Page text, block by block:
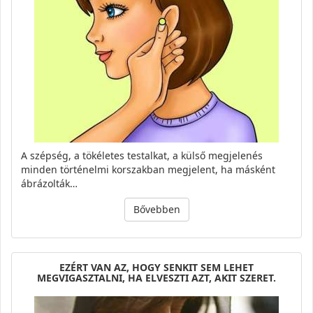
A szépség, a tökéletes testalkat, a külső megjelenés
minden történelmi korszakban megjelent, ha másként
ábrázolták…
Bővebben
EZÉRT VAN AZ, HOGY SENKIT SEM LEHET
MEGVIGASZTALNI, HA ELVESZTI AZT, AKIT SZERET.